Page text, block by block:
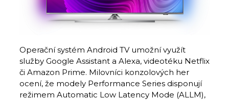
Operační systém Android TV umožní využít
služby Google Assistant a Alexa, videotéku Netflix
či Amazon Prime. Milovníci konzolových her
ocení, že modely Performance Series disponují
režimem Automatic Low Latency Mode (ALLM),